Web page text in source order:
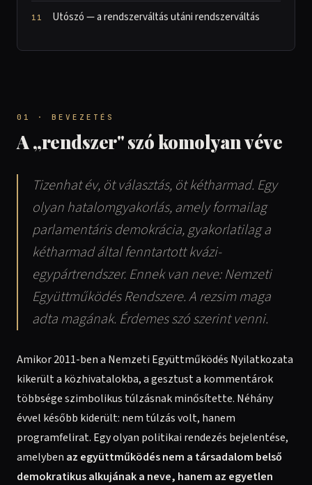
Utószó — a rendszerváltás utáni rendszerváltás
01 · BEVEZETÉS
A „rendszer" szó komolyan véve
Tizenhat év, öt választás, öt kétharmad. Egy
olyan hatalomgyakorlás, amely formailag
parlamentáris demokrácia, gyakorlatilag a
kétharmad által fenntartott kvázi-
egypártrendszer. Ennek van neve: Nemzeti
Együttműködés Rendszere. A rezsim maga
adta magának. Érdemes szó szerint venni.
Amikor 2011-ben a Nemzeti Együttműködés Nyilatkozata
kikerült a közhivatalokba, a gesztust a kommentárok
többsége szimbolikus túlzásnak minősítette. Néhány
évvel később kiderült: nem túlzás volt, hanem
programfelirat. Egy olyan politikai rendezés bejelentése,
amelyben az együttműködés nem a társadalom belső
demokratikus alkujának a neve, hanem az egyetlen